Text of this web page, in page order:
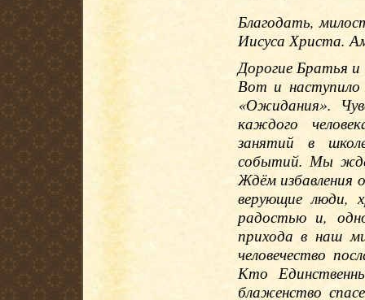
Благодать,
Иисуса Христа.
Дорогие Братья
Вот и наступило
«Ожидания».
каждого
занятий в
событий. Мы
Ждём избавления
верующие люди,
радостью и,
прихода в наш
человечество
Кто
блаженство